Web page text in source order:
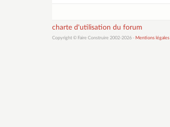
charte d'utilisation du forum
Copyright © Faire Construire 2002-2026 - Mentions légales